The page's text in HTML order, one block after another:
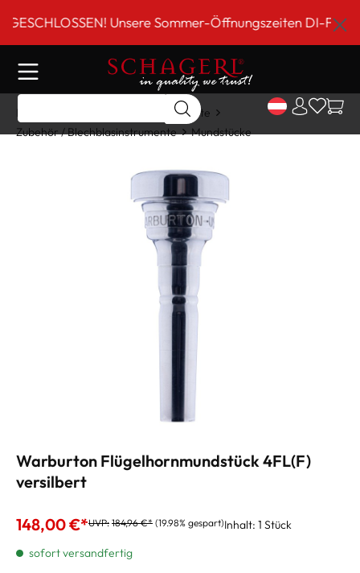
springenUnsere Sommer-Öffnungszeiten DI-FR 9
Home
Blechblasinstrumente
Zubehör / Blechblasinstrumente
Mundstücke
Warburton Flügelhornmundstück 4FL(F)
versilbert
148,00 €*UVP: 184,96 €* (19.98% gespart)Inhalt: 1 Stück
sofort versandfertig